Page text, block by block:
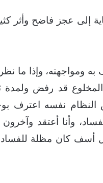
إلى عجز فاضح وأثر
ومواجهته، وإذا ما
المخلوع قد رفض
النظام نفسه اعترف
وأنا أعتقد
أسف كان مظلة